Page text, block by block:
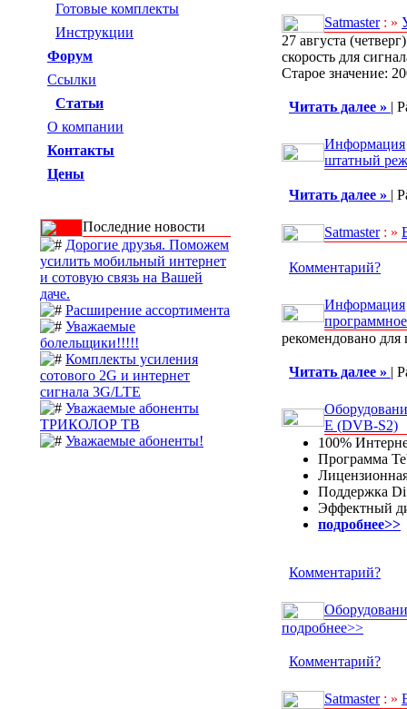
Готовые комплекты
Инструкции
Форум
Ссылки
Статьи
О компании
Контакты
Цены
Последние новости
Дорогие друзья. Поможем
усилить мобильный интернет
и сотовую связь на Вашей
даче.
Расширение ассортимента
Уважаемые
болельщики!!!!!
Комплекты усиления
сотового 2G и интернет
сигнала 3G/LTE
Уважаемые абоненты
ТРИКОЛОР ТВ
Уважаемые абоненты!
Satmaster: »
27 августа
скорость для
Старое значение:
Читать далее » |
Информация
штатный
Читать далее » |
Satmaster: »
Комментарий?
Информация
рекомендовано
Читать далее » |
E (DVB-S2)
100%
Программа
Поддержка
Эффектный
подробнее>>
Комментарий?
подробнее>>
Комментарий?
Satmaster: »